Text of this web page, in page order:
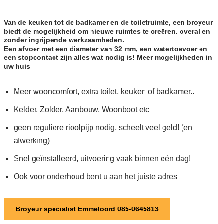
Van de keuken tot de badkamer en de toiletruimte, een broyeur
biedt de mogelijkheid om nieuwe ruimtes te creëren, overal en
zonder ingrijpende werkzaamheden.
Een afvoer met een diameter van 32 mm, een watertoevoer en
een stopcontact zijn alles wat nodig is! Meer mogelijkheden in
uw huis
Meer wooncomfort, extra toilet, keuken of badkamer..
Kelder, Zolder, Aanbouw, Woonboot etc
geen reguliere rioolpijp nodig, scheelt veel geld! (en
afwerking)
Snel geïnstalleerd, uitvoering vaak binnen één dag!
Ook voor onderhoud bent u aan het juiste adres
Broyeur specialist Emmeloord 085-0645813